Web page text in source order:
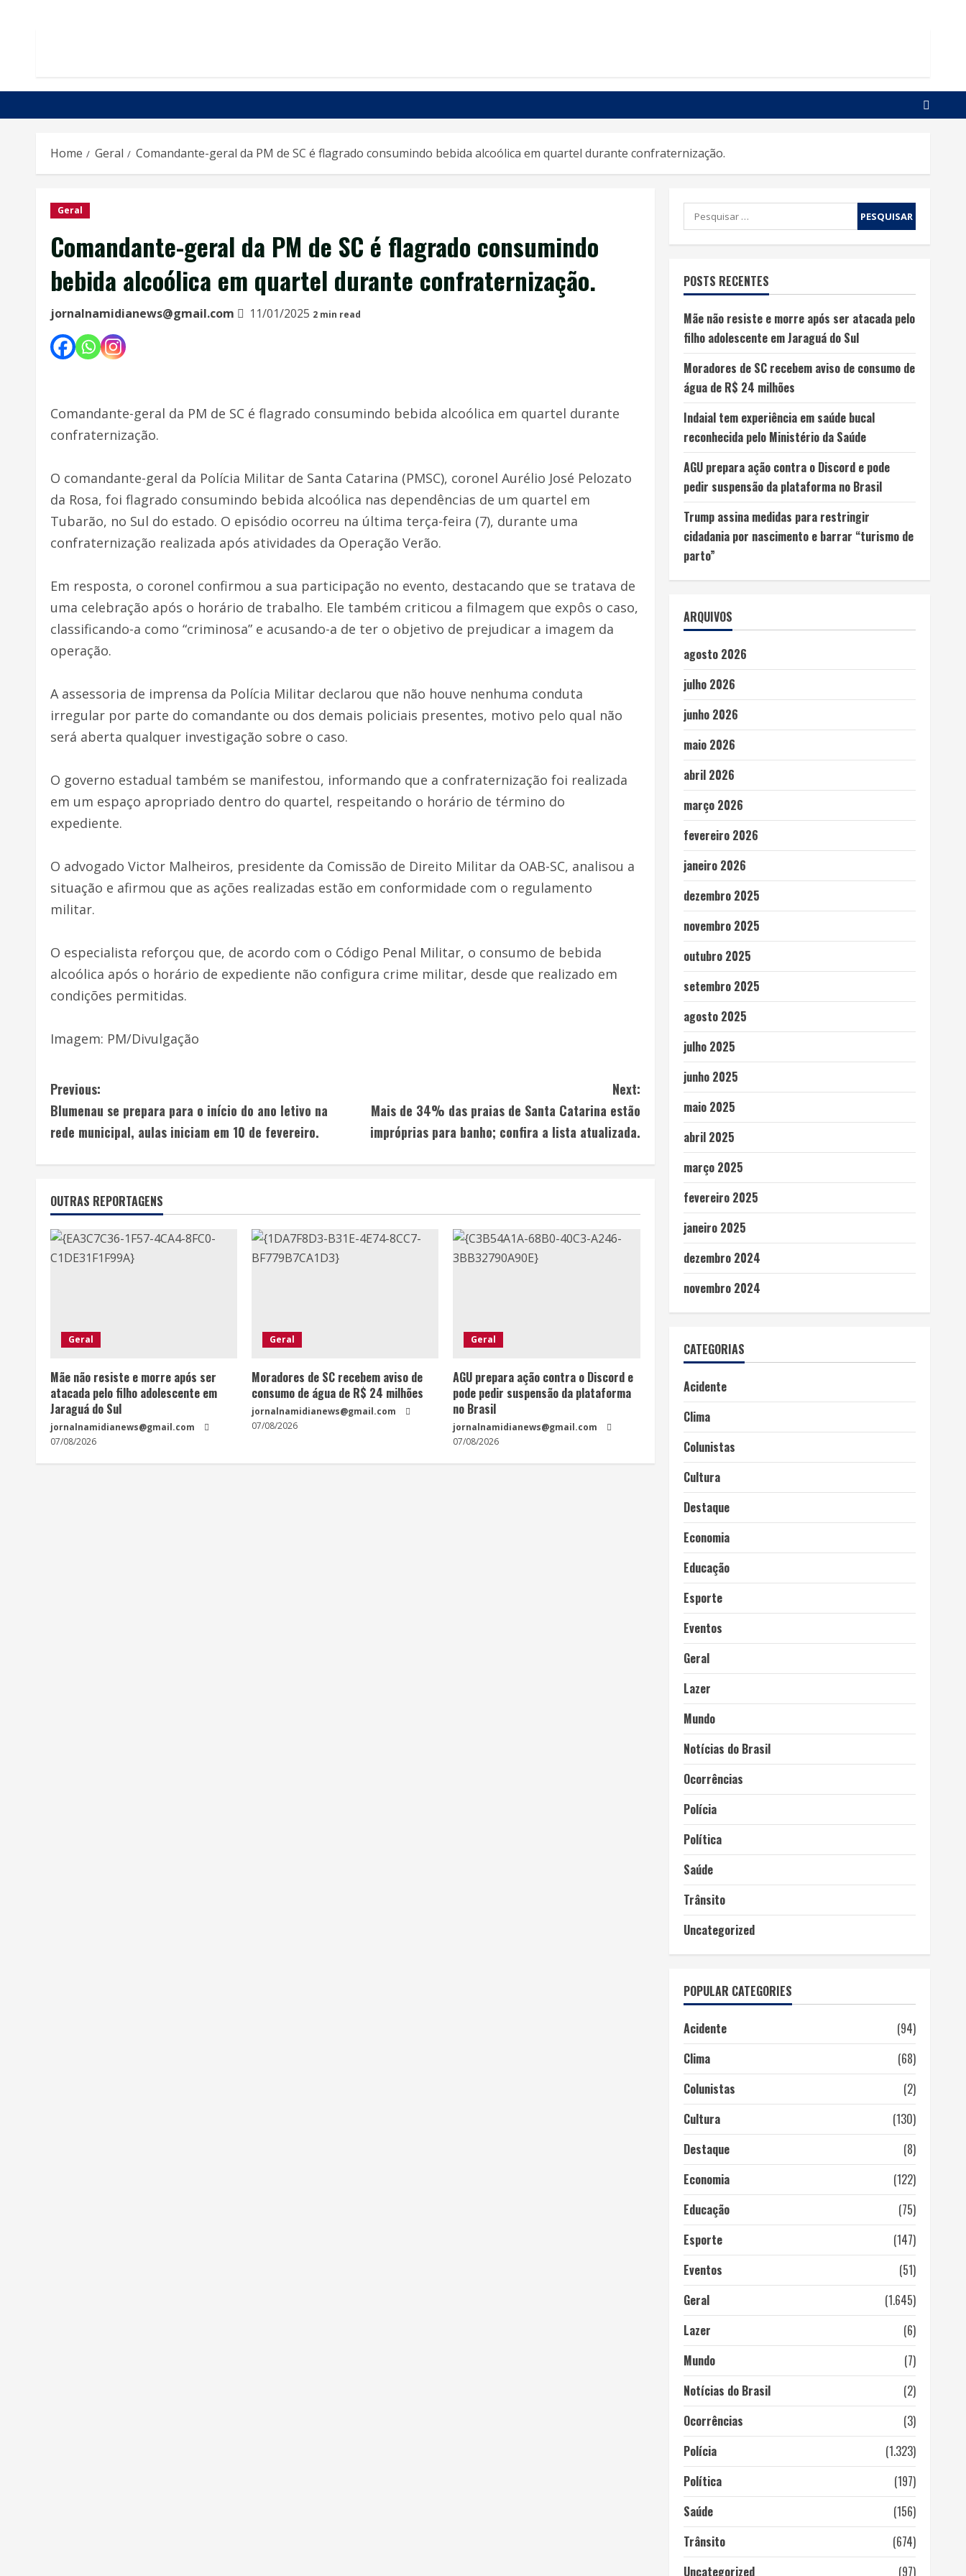
Home Geral Comandante-geral da PM de SC é flagrado consumindo bebida alcoólica em quartel durante confraternização.
Geral
Comandante-geral da PM de SC é flagrado consumindo
bebida alcoólica em quartel durante confraternização.
jornalnamidianews@gmail.com 11/01/2025 2 min read
Comandante-geral da PM de SC é flagrado consumindo bebida alcoólica em quartel durante
confraternização.
O comandante-geral da Polícia Militar de Santa Catarina (PMSC), coronel Aurélio José Pelozato
da Rosa, foi flagrado consumindo bebida alcoólica nas dependências de um quartel em
Tubarão, no Sul do estado. O episódio ocorreu na última terça-feira (7), durante uma
confraternização realizada após atividades da Operação Verão.
Em resposta, o coronel confirmou a sua participação no evento, destacando que se tratava de
uma celebração após o horário de trabalho. Ele também criticou a filmagem que expôs o caso,
classificando-a como “criminosa” e acusando-a de ter o objetivo de prejudicar a imagem da
operação.
A assessoria de imprensa da Polícia Militar declarou que não houve nenhuma conduta
irregular por parte do comandante ou dos demais policiais presentes, motivo pelo qual não
será aberta qualquer investigação sobre o caso.
O governo estadual também se manifestou, informando que a confraternização foi realizada
em um espaço apropriado dentro do quartel, respeitando o horário de término do
expediente.
O advogado Victor Malheiros, presidente da Comissão de Direito Militar da OAB-SC, analisou a
situação e afirmou que as ações realizadas estão em conformidade com o regulamento
militar.
O especialista reforçou que, de acordo com o Código Penal Militar, o consumo de bebida
alcoólica após o horário de expediente não configura crime militar, desde que realizado em
condições permitidas.
Imagem: PM/Divulgação
Previous:
Blumenau se prepara para o início do ano letivo na
rede municipal, aulas iniciam em 10 de fevereiro.
Next:
Mais de 34% das praias de Santa Catarina estão
impróprias para banho; confira a lista atualizada.
OUTRAS REPORTAGENS
Geral
Mãe não resiste e morre após ser
atacada pelo filho adolescente em
Jaraguá do Sul
jornalnamidianews@gmail.com
07/08/2026
Geral
Moradores de SC recebem aviso de
consumo de água de R$ 24 milhões
jornalnamidianews@gmail.com
07/08/2026
Geral
AGU prepara ação contra o Discord e
pode pedir suspensão da plataforma
no Brasil
jornalnamidianews@gmail.com
07/08/2026
POSTS RECENTES
Mãe não resiste e morre após ser atacada pelo
filho adolescente em Jaraguá do Sul
Moradores de SC recebem aviso de consumo de
água de R$ 24 milhões
Indaial tem experiência em saúde bucal
reconhecida pelo Ministério da Saúde
AGU prepara ação contra o Discord e pode
pedir suspensão da plataforma no Brasil
Trump assina medidas para restringir
cidadania por nascimento e barrar “turismo de
parto”
ARQUIVOS
agosto 2026
julho 2026
junho 2026
maio 2026
abril 2026
março 2026
fevereiro 2026
janeiro 2026
dezembro 2025
novembro 2025
outubro 2025
setembro 2025
agosto 2025
julho 2025
junho 2025
maio 2025
abril 2025
março 2025
fevereiro 2025
janeiro 2025
dezembro 2024
novembro 2024
CATEGORIAS
Acidente
Clima
Colunistas
Cultura
Destaque
Economia
Educação
Esporte
Eventos
Geral
Lazer
Mundo
Notícias do Brasil
Ocorrências
Polícia
Política
Saúde
Trânsito
Uncategorized
POPULAR CATEGORIES
Acidente
(94)
Clima
(68)
Colunistas
(2)
Cultura
(130)
Destaque
(8)
Economia
(122)
Educação
(75)
Esporte
(147)
Eventos
(51)
Geral
(1.645)
Lazer
(6)
Mundo
(7)
Notícias do Brasil
(2)
Ocorrências
(3)
Polícia
(1.323)
Política
(197)
Saúde
(156)
Trânsito
(674)
Uncategorized
(97)